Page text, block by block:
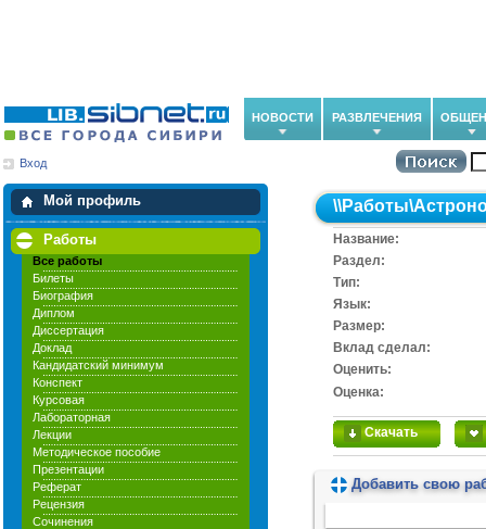
НОВОСТИ РАЗВЛЕЧЕНИЯ
Вход
Мой профиль
Мои закладки
Работы
Все работы
Билеты
Биография
Диплом
Диссертация
Доклад
Кандидатский минимум
Конспект
Курсовая
Лабораторная
Лекции
Методическое пособие
Презентации
Реферат
Рецензия
Сочинения
\\Работы\
Название:
Раздел:
Тип:
Язык:
Размер:
Вклад сделал:
Оценить:
Оценка:
Скачать
Добавить свою